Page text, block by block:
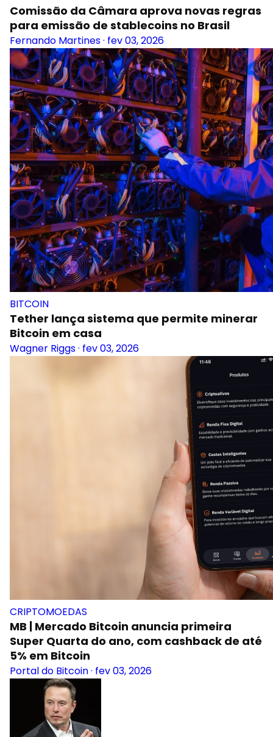
Comissão da Câmara aprova novas regras
para emissão de stablecoins no Brasil
Fernando Martines· fev 03, 2026
BITCOIN
Tether lança sistema que permite minerar
Bitcoin em casa
Wagner Riggs· fev 03, 2026
CRIPTOMOEDAS
MB | Mercado Bitcoin anuncia primeira
Super Quarta do ano, com cashback de até
5% em Bitcoin
Portal do Bitcoin· fev 03, 2026